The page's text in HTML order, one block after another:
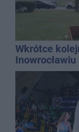
Wkrótce
Inowrocławiu